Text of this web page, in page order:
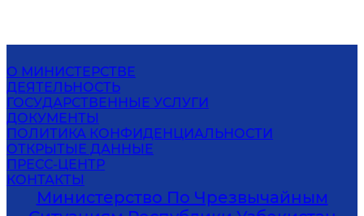
О МИНИСТЕРСТВЕ
ДЕЯТЕЛЬНОСТЬ
ГОСУДАРСТВЕННЫЕ УСЛУГИ
ДОКУМЕНТЫ
ПОЛИТИКА КОНФИДЕНЦИАЛЬНОСТИ
ОТКРЫТЫЕ ДАННЫЕ
ПРЕСС-ЦЕНТР
КОНТАКТЫ
Министерство По Чрезвычайным